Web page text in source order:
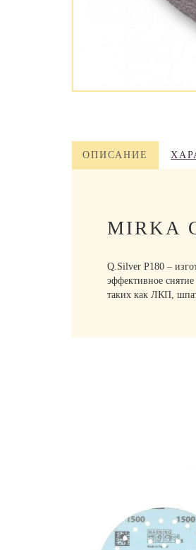
ОПИСАНИЕ
MIRKA
Q.Silver P180 –
эффективное
таких как ЛКП,